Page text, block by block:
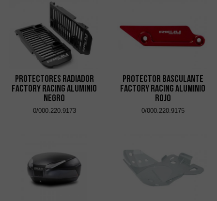
Protectores Radiador
Factory Racing Aluminio
Negro
0/000.220.9173
Protector Basculante
Factory Racing Aluminio
Rojo
0/000.220.9175